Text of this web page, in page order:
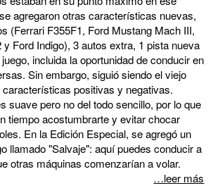
agregaron otras características nuevas,
(Ferrari F355F1, Ford Mustang Mach III,
Ford Indigo), 3 autos extra, 1 pista nueva
incluida la oportunidad de conducir en
Sin embargo, siguió siendo el viejo
positivas y negativas.
suave pero no del todo sencillo, por lo que
tiempo acostumbrarte y evitar chocar
En la Edición Especial, se agregó un
llamado "Salvaje": aquí puedes conducir a
otras máquinas comenzarían a volar.
…leer más